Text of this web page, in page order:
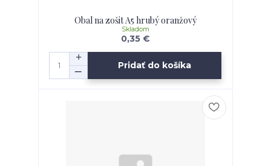
Obal na zošit A5 hrubý oranžový
0,35 €
Skladom
Pridať do košíka